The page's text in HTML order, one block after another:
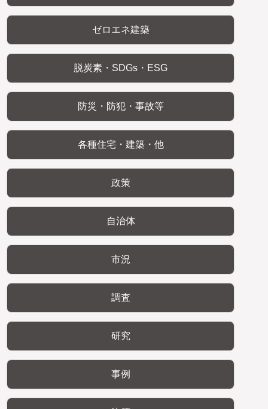
ゼロエネ建築
脱炭素・SDGs・ESG
防災・防犯・事故等
各種住宅・建築・他
政策
自治体
市況
調査
研究
事例